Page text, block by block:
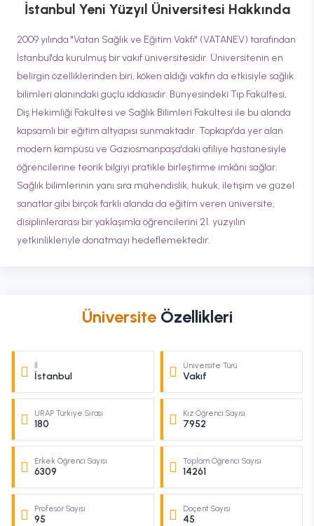
İstanbul Yeni Yüzyıl Üniversitesi Hakkında
2009 yılında "Vatan Sağlık ve Eğitim Vakfı" (VATANEV) tarafından
İstanbul'da kurulmuş bir vakıf üniversitesidir. Üniversitenin en
belirgin özelliklerinden biri, köken aldığı vakfın da etkisiyle sağlık
bilimleri alanındaki güçlü iddiasıdır. Bünyesindeki Tıp Fakültesi,
Diş Hekimliği Fakültesi ve Sağlık Bilimleri Fakültesi ile bu alanda
kapsamlı bir eğitim altyapısı sunmaktadır. Topkapı'da yer alan
modern kampüsü ve Gaziosmanpaşa'daki afiliye hastanesiyle
öğrencilerine teorik bilgiyi pratikle birleştirme imkânı sağlar.
Sağlık bilimlerinin yanı sıra mühendislik, hukuk, iletişim ve güzel
sanatlar gibi birçok farklı alanda da eğitim veren üniversite,
disiplinlerarası bir yaklaşımla öğrencilerini 21. yüzyılın
yetkinlikleriyle donatmayı hedeflemektedir.
Üniversite Özellikleri
İl
İstanbul
Üniversite Türü
Vakıf
URAP Türkiye Sırası
180
Kız Öğrenci Sayısı
7952
Erkek Öğrenci Sayısı
6309
Toplam Öğrenci Sayısı
14261
Profesör Sayısı
95
Doçent Sayısı
45